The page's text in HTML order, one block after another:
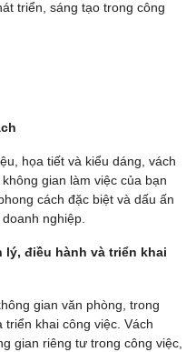
triển, sáng tạo trong công
họa tiết và kiểu dáng, vách
gian làm việc của bạn
cách đặc biệt và dấu ấn
nghiệp.
điều hành và triển khai
gian văn phòng, trong
khai công việc. Vách
gian riêng tư trong công việc,